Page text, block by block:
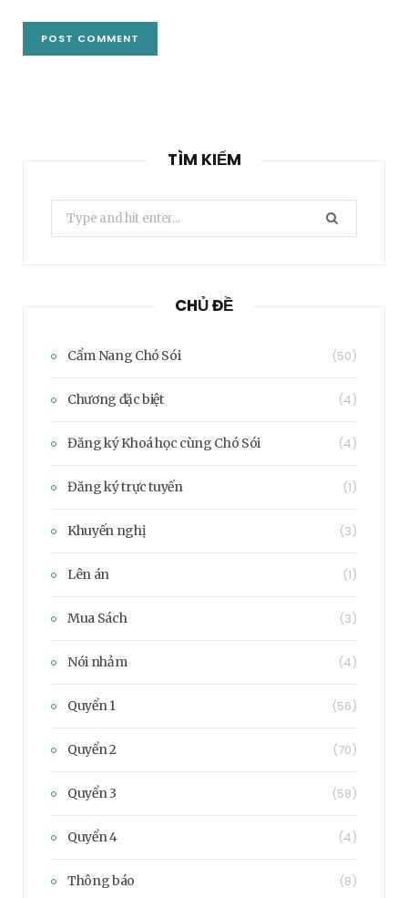
TÌM KIẾM
Search
for:
CHỦ ĐỀ
Cẩm Nang Chó Sói (50)
Chương đặc biệt (4)
Đăng ký Khoá học cùng Chó Sói (4)
Đăng ký trực tuyến (1)
Khuyến nghị (3)
Lên án (1)
Mua Sách (3)
Nói nhảm (4)
Quyển 1 (56)
Quyển 2 (70)
Quyển 3 (58)
Quyển 4 (4)
Thông báo (8)